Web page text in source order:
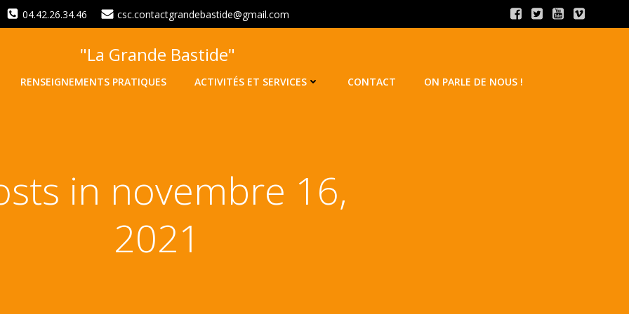
04.42.26.34.46 csc.contactgrandebastide@gmail.com
"La Grande Bastide"
RENSEIGNEMENTS PRATIQUES ACTIVITÉS ET SERVICES CONTACT ON PARLE DE NOUS !
in novembre 16,
2021